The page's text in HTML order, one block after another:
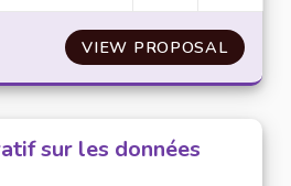
VIEW PROPOSALPRÊT
sur les données